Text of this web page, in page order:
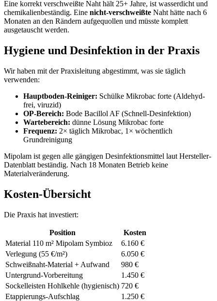
Eine korrekt verschweißte Naht hält 25+ Jahre, ist wasserdicht und
chemikalienbeständig. Eine nicht-verschweißte Naht hätte nach 6
Monaten an den Rändern aufgequollen und müsste komplett
ausgetauscht werden.
Hygiene und Desinfektion in der Praxis
Wir haben mit der Praxisleitung abgestimmt, was sie täglich
verwenden:
Hauptboden-Reiniger: Schülke Mikrobac forte (Aldehyd-
frei, viruzid)
OP-Bereich: Bode Bacillol AF (Schnell-Desinfektion)
Wartebereich: dünne Lösung Mikrobac forte
Frequenz: 2× täglich Mikrobac, 1× wöchentlich
Grundreinigung
Mipolam ist gegen alle gängigen Desinfektionsmittel laut Hersteller-
Datenblatt beständig. Nach 18 Monaten Betrieb keine
Materialveränderung.
Kosten-Übersicht
Die Praxis hat investiert:
Position
Kosten
Material 110 m² Mipolam Symbioz
6.160 €
Verlegung (55 €/m²)
6.050 €
Schweißnaht-Material + Aufwand
980 €
Untergrund-Vorbereitung
1.450 €
Sockelleisten Hohlkehle (hygienisch) 720 €
Etappierungs-Aufschlag
1.250 €